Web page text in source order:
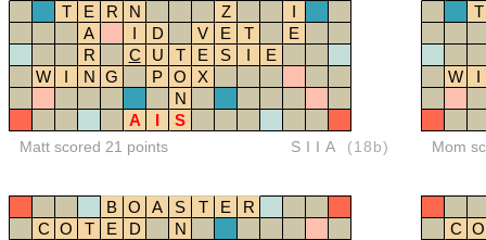
T
E R N Z
I
A
I D V E T
E
R
C U T E S I
E
W
I N G P O
X
N
A
I S
Matt scored 21 points SIIA (18b)
T
W I
Mom
B O A S T E
R
C O T E D
N
C O